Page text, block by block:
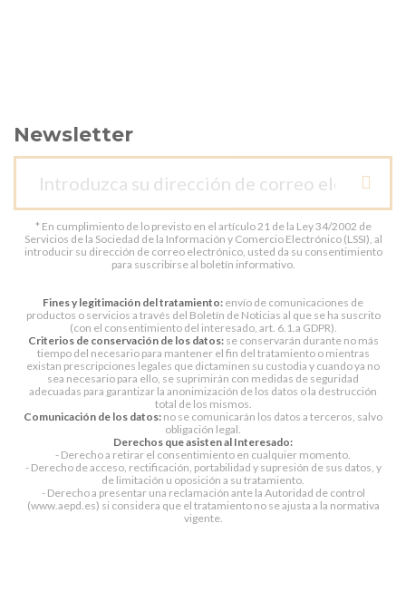
Newsletter
* En cumplimiento de lo previsto en el artículo 21 de la Ley 34/2002 de
Servicios de la Sociedad de la Información y Comercio Electrónico (LSSI), al
introducir su dirección de correo electrónico, usted da su consentimiento
para suscribirse al boletín informativo.
Fines y legitimación del tratamiento: envío de comunicaciones de
productos o servicios a través del Boletín de Noticias al que se ha suscrito
(con el consentimiento del interesado, art. 6.1.a GDPR).
Criterios de conservación de los datos:se conservarán durante no más
tiempo del necesario para mantener el fin del tratamiento o mientras
existan prescripciones legales que dictaminen su custodia y cuando ya no
sea necesario para ello, se suprimirán con medidas de seguridad
adecuadas para garantizar la anonimización de los datos o la destrucción
total de los mismos.
Comunicación de los datos: no se comunicarán los datos a terceros, salvo
obligación legal.
Derechos que asisten al Interesado:
- Derecho a retirar el consentimiento en cualquier momento.
- Derecho de acceso, rectificación, portabilidad y supresión de sus datos, y
de limitación u oposición a su tratamiento.
- Derecho a presentar una reclamación ante la Autoridad de control
(www.aepd.es) si considera que el tratamiento no se ajusta a la normativa
vigente.